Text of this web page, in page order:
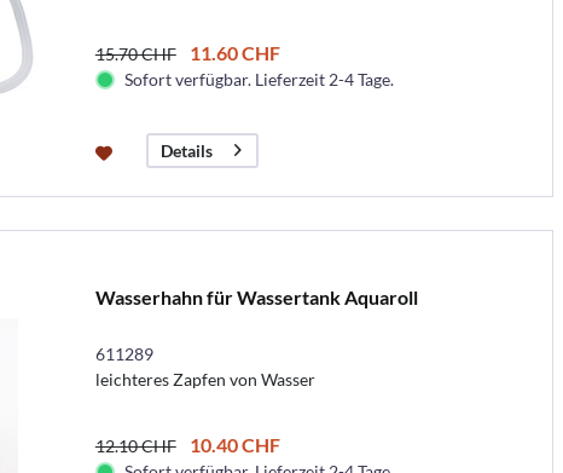
15.70 CHF 11.60 CHF
Sofort verfügbar. Lieferzeit 2-4 Tage.
Details
Wasserhahn für Wassertank Aquaroll
611289
leichteres Zapfen von Wasser
12.10 CHF 10.40 CHF